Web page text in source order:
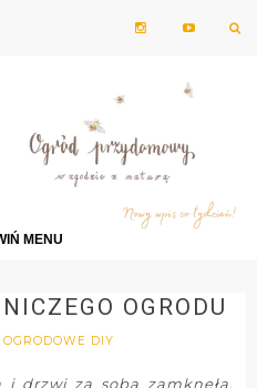
MENU
OGRODU
OGRODOWE DIY
i drzwi za sobą zamknęła,